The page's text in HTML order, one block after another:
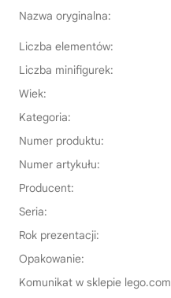
Nazwa oryginalna:
Liczba elementów:
Liczba minifigurek:
Wiek:
Kategoria:
Numer produktu:
Numer artykułu:
Producent:
Seria:
Rok prezentacji:
Opakowanie:
Komunikat w sklepie